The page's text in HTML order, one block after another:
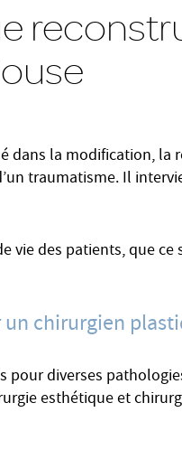
dans la modification, la
traumatisme. Il
vie des patients, que ce
chirurgien
diverses
esthétique et